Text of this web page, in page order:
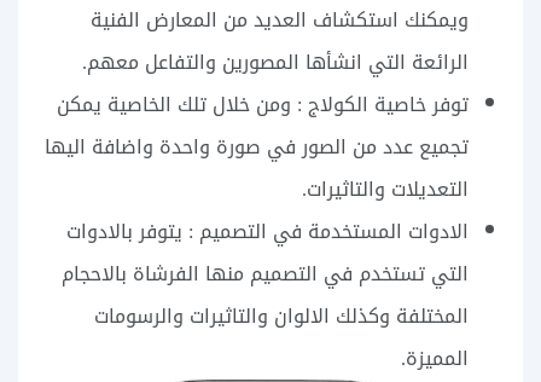
ويمكنك استكشاف العديد من المعارض الفنية
الرائعة التي انشأها المصورين والتفاعل معهم.
توفر خاصية الكولاج : ومن خلال تلك الخاصية يمكن
تجميع عدد من الصور في صورة واحدة واضافة اليها
التعديلات والتاثيرات.
الادوات المستخدمة في التصميم : يتوفر بالادوات
التي تستخدم في التصميم منها الفرشاة بالاحجام
المختلفة وكذلك الالوان والتاثيرات والرسومات
المميزة.